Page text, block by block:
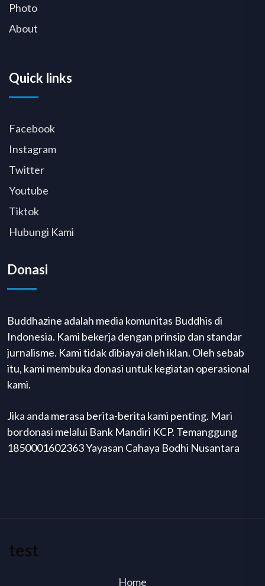
Photo
About
Quick links
Facebook
Instagram
Twitter
Youtube
Tiktok
Hubungi Kami
Donasi
Buddhazine adalah media komunitas Buddhis di
Indonesia. Kami bekerja dengan prinsip dan standar
jurnalisme. Kami tidak dibiayai oleh iklan. Oleh sebab
itu, kami membuka donasi untuk kegiatan operasional
kami.
Jika anda merasa berita-berita kami penting. Mari
bordonasi melalui Bank Mandiri KCP. Temanggung
1850001602363 Yayasan Cahaya Bodhi Nusantara
test
Home